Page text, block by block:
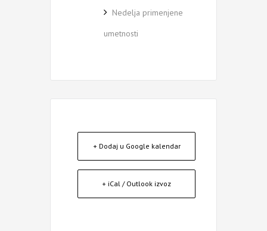
Nedelja primenjene
umetnosti
+ Dodaj u Google kalendar
+ iCal / Outlook izvoz